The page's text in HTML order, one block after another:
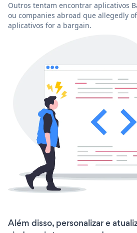
Outros tentam encontrar aplicativos
ou companies abroad que allegedly
aplicativos for a bargain.
Além disso, personalizar e